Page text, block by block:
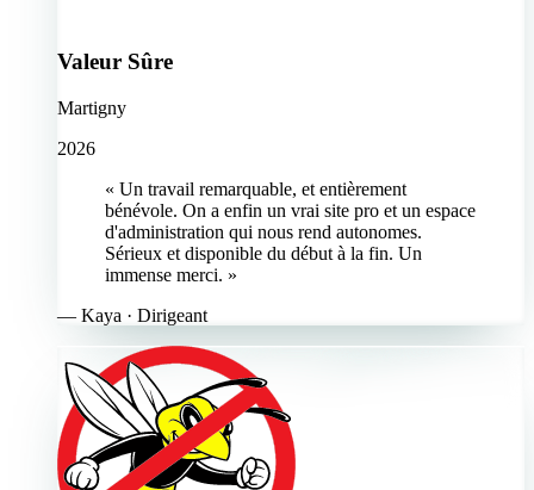
Valeur Sûre
Martigny
2026
« Un travail remarquable, et entièrement
bénévole. On a enfin un vrai site pro et un espace
d'administration qui nous rend autonomes.
Sérieux et disponible du début à la fin. Un
immense merci. »
— Kaya · Dirigeant